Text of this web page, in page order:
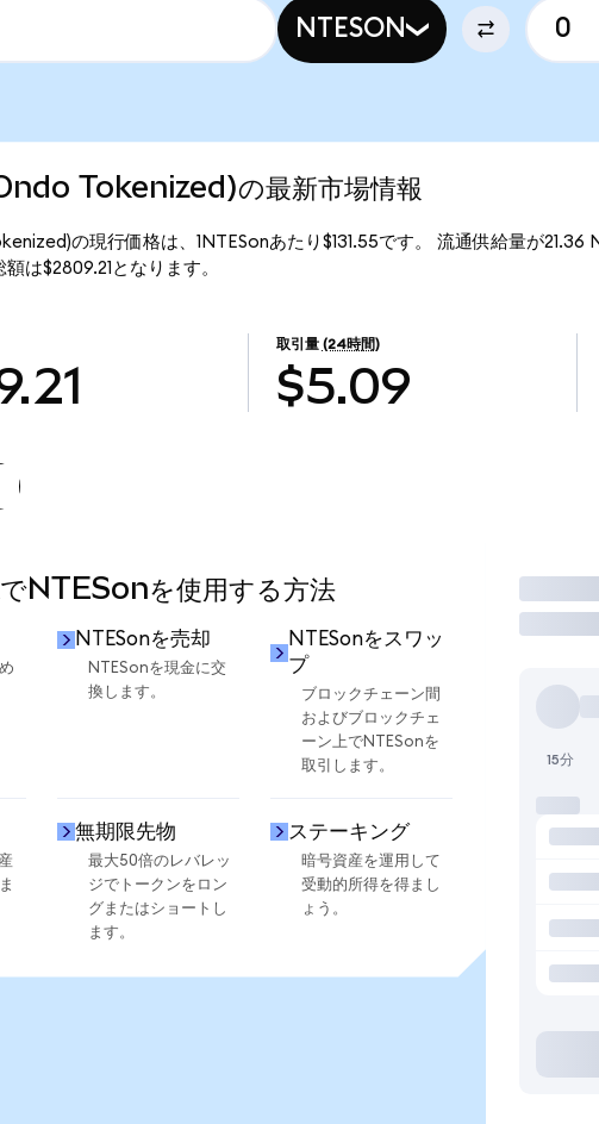
NTESON
Tokenized)の最新市場情報
の現行価格は、1NTESonあたり$131.55です。 流通供給量が
は$2809.21となります。
取引量 (24時間)
$5.09
NTESonを使用する方法
NTESonを売却
NTESonを現金に交
換します。
NTESonをスワッ
プ
ブロックチェーン間
およびブロックチェ
ーン上でNTESonを
取引します。
無期限先物
最大50倍のレバレッ
ジでトークンをロン
グまたはショートし
ます。
ステーキング
暗号資産を運用して
受動的所得を得まし
ょう。
取引
15分